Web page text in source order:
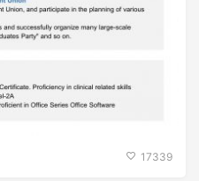
17339